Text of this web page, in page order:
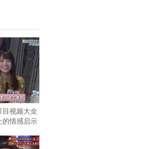
目视频大全
情感启示